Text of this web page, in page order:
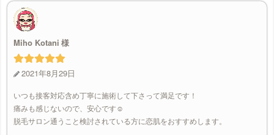
Miho Kotani
2021年8月29日
いつも接客対応含め丁寧に施術して下さって満足です！
痛みも感じないので、安心です☺️
脱毛サロン通うこと検討されている方に恋肌をおすすめします。